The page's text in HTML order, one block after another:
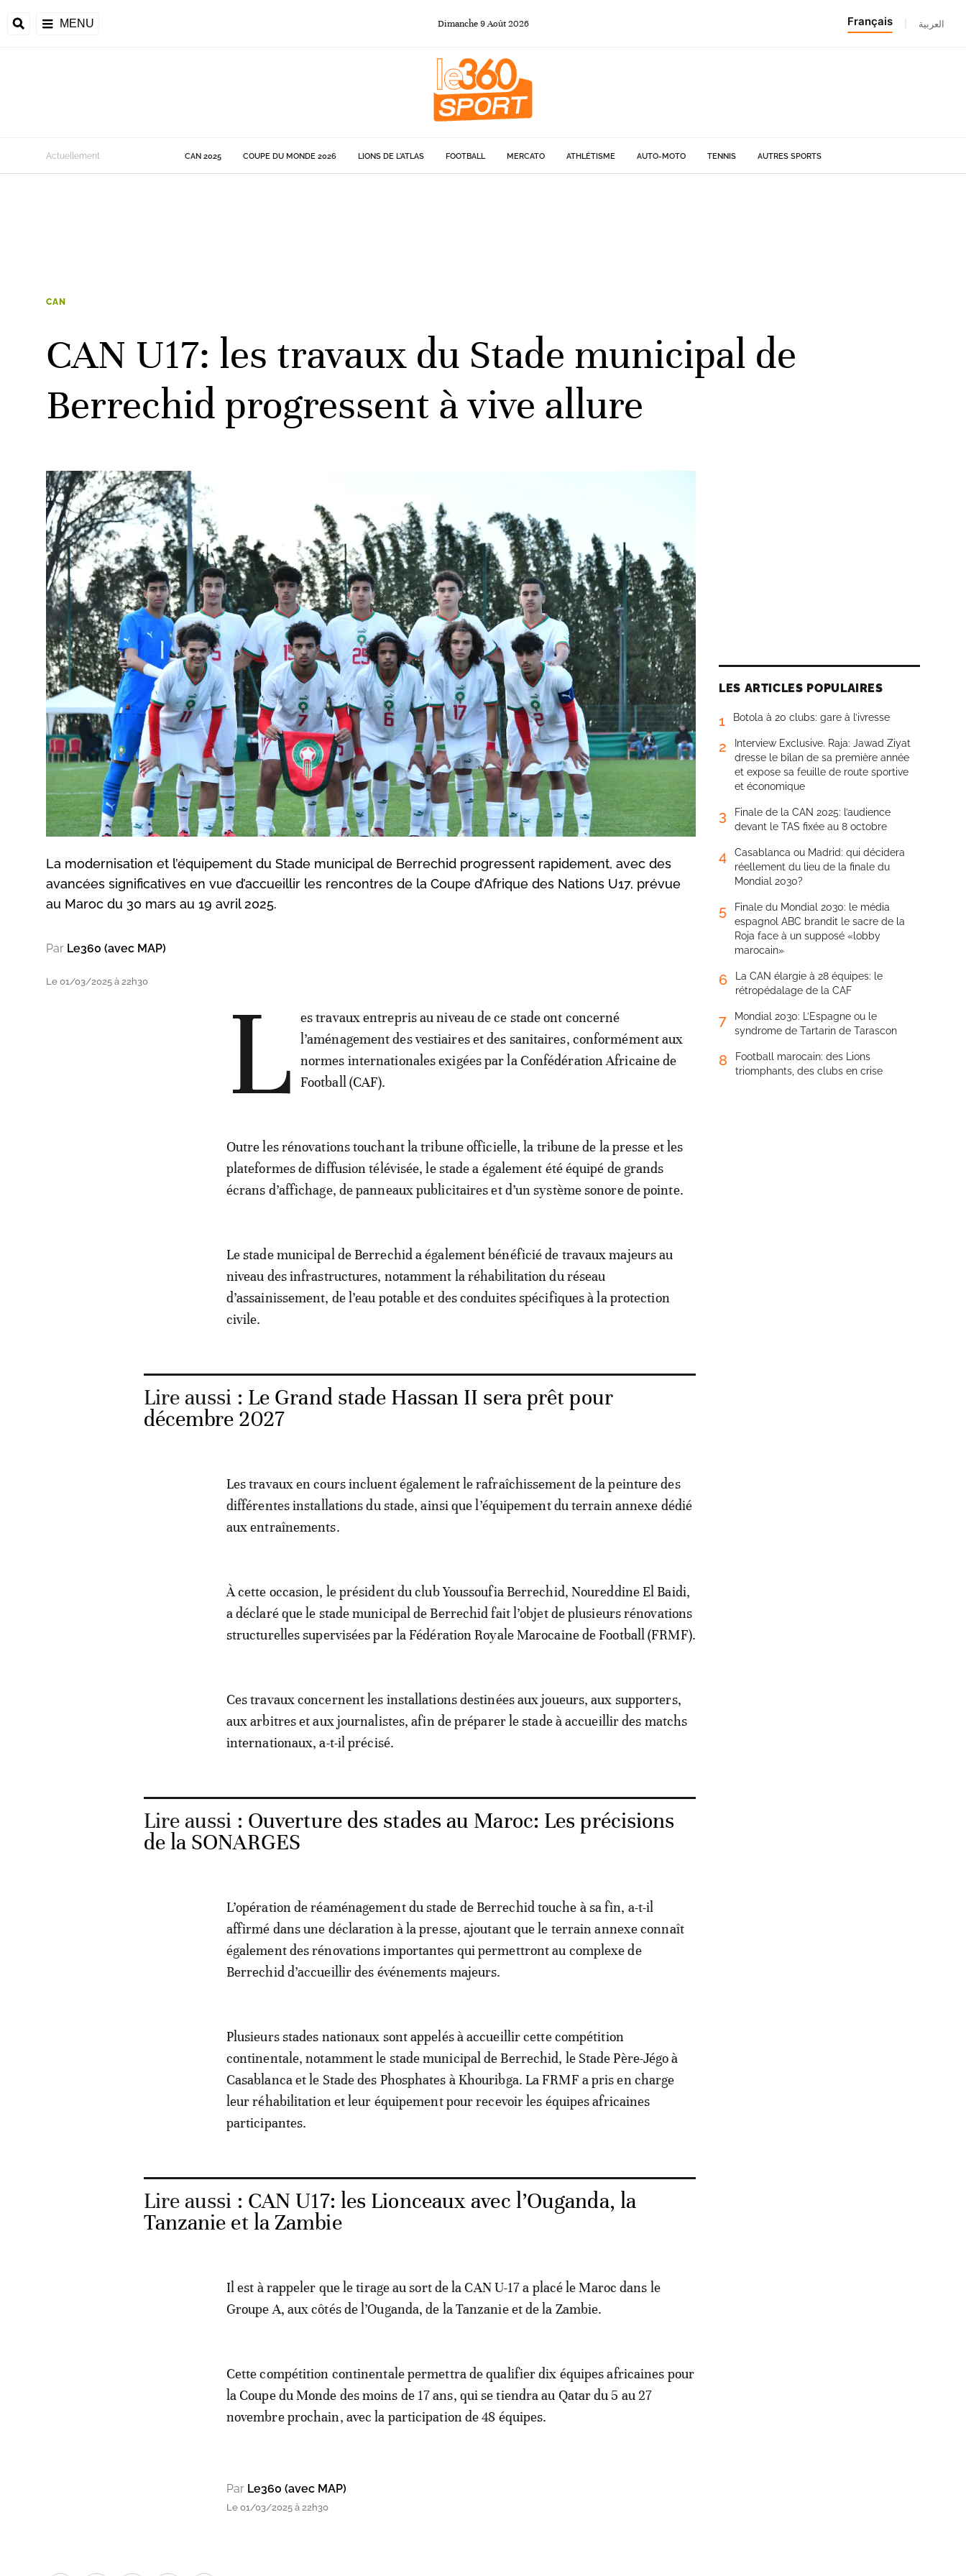
MENU Dimanche 9Août 2026 Français العربية
de la CAF
Actuellement CAN 2025 COUPE DU MONDE 2026 LIONS DE L'ATLAS FOOTBALL MERCATO ATHLÉTISME AUTO-MOTO TENNIS AUTRES SPORTS
CAN
CAN U17: les travaux du Stade municipal de
Berrechid progressent à vive allure
La modernisation et l’équipement du Stade municipal de Berrechid progressent rapidement, avec des
avancées significatives en vue d’accueillir les rencontres de la Coupe d’Afrique des Nations U17, prévue
au Maroc du 30 mars au 19 avril 2025.
Par Le360 (avec MAP)
Le 01/03/2025 à 22h30 L
es travaux entrepris au niveau de ce stade ont concerné
l’aménagement des vestiaires et des sanitaires, conformément aux
normes internationales exigées par la Confédération Africaine de
Football (CAF).
Outre les rénovations touchant la tribune officielle, la tribune de la presse et les
plateformes de diffusion télévisée, le stade a également été équipé de grands
écrans d’affichage, de panneaux publicitaires et d’un système sonore de pointe.
Le stade municipal de Berrechid a également bénéficié de travaux majeurs au
niveau des infrastructures, notamment la réhabilitation du réseau
d’assainissement, de l’eau potable et des conduites spécifiques à la protection
civile.
Lire aussi : Le Grand stade Hassan II sera prêt pour
décembre 2027
Les travaux en cours incluent également le rafraîchissement de la peinture des
différentes installations du stade, ainsi que l’équipement du terrain annexe dédié
aux entraînements.
À cette occasion, le président du club Youssoufia Berrechid, Noureddine El Baidi,
a déclaré que le stade municipal de Berrechid fait l’objet de plusieurs rénovations
structurelles supervisées par la Fédération Royale Marocaine de Football (FRMF).
Ces travaux concernent les installations destinées aux joueurs, aux supporters,
aux arbitres et aux journalistes, afin de préparer le stade à accueillir des matchs
internationaux, a-t-il précisé.
Lire aussi : Ouverture des stades au Maroc: Les précisions
de la SONARGES
L’opération de réaménagement du stade de Berrechid touche à sa fin, a-t-il
affirmé dans une déclaration à la presse, ajoutant que le terrain annexe connaît
également des rénovations importantes qui permettront au complexe de
Berrechid d’accueillir des événements majeurs.
Plusieurs stades nationaux sont appelés à accueillir cette compétition
continentale, notamment le stade municipal de Berrechid, le Stade Père-Jégo à
Casablanca et le Stade des Phosphates à Khouribga. La FRMF a pris en charge
leur réhabilitation et leur équipement pour recevoir les équipes africaines
participantes.
Lire aussi : CAN U17: les Lionceaux avec l’Ouganda, la
Tanzanie et la Zambie
Il est à rappeler que le tirage au sort de la CAN U-17 a placé le Maroc dans le
Groupe A, aux côtés de l’Ouganda, de la Tanzanie et de la Zambie.
Cette compétition continentale permettra de qualifier dix équipes africaines pour
la Coupe du Monde des moins de 17 ans, qui se tiendra au Qatar du 5 au 27
novembre prochain, avec la participation de 48 équipes.
Par Le360 (avec MAP)
Le 01/03/2025 à 22h30
LES ARTICLES POPULAIRES
1 Botola à 20 clubs: gare à l’ivresse
2
Interview Exclusive. Raja: Jawad Ziyat
dresse le bilan de sa première année
et expose sa feuille de route sportive
et économique
3
Finale de la CAN 2025: l’audience
devant le TAS fixée au 8 octobre
4
Casablanca ou Madrid: qui décidera
réellement du lieu de la finale du
Mondial 2030?
5
Finale du Mondial 2030: le média
espagnol ABC brandit le sacre de la
Roja face à un supposé «lobby
marocain»
6
La CAN élargie à 28 équipes: le
rétropédalage de la CAF
7
Mondial 2030: L’Espagne ou le
syndrome de Tartarin de Tarascon
8
Football marocain: des Lions
triomphants, des clubs en crise